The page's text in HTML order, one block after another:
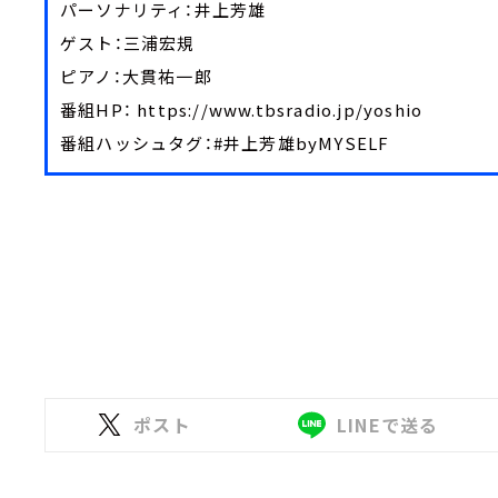
パーソナリティ：井上芳雄
ゲスト：三浦宏規
ピアノ：大貫祐一郎
番組HP： https://www.tbsradio.jp/yoshio
番組ハッシュタグ：#井上芳雄byMYSELF
ポスト LINEで送る